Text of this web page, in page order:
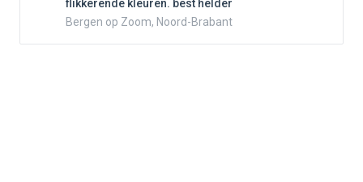
flikkerende kleuren. best helder
Bergen op Zoom, Noord-Brabant